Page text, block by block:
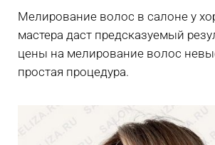
Мелирование волос в салоне у
мастера даст предсказуемый
цены на мелирование волос
простая процедура.